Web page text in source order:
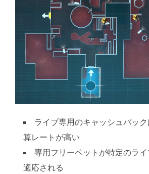
ライブ専用のキャッシュバッ
算レートが高い
専用フリーベットが特定のラ
適応される